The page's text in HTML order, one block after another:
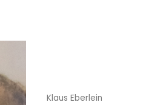
Klaus Eberlein